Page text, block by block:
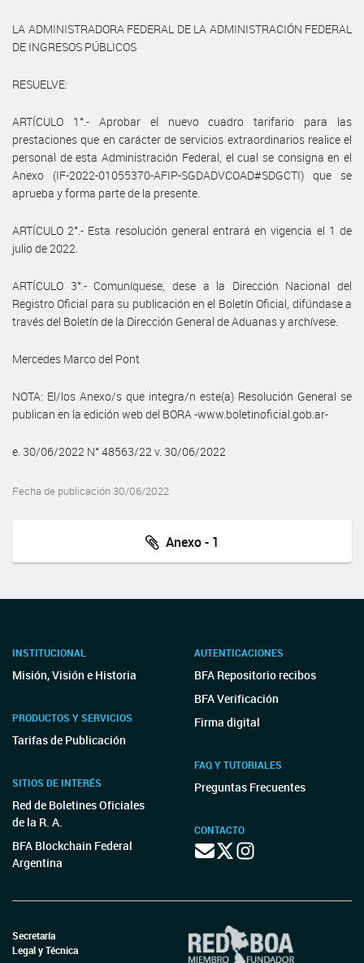
LA ADMINISTRADORA FEDERAL DE LA ADMINISTRACIÓN FEDERAL
DE INGRESOS PÚBLICOS
RESUELVE:
ARTÍCULO 1°.- Aprobar el nuevo cuadro tarifario para las
prestaciones que en carácter de servicios extraordinarios realice el
personal de esta Administración Federal, el cual se consigna en el
Anexo (IF-2022-01055370-AFIP-SGDADVCOAD#SDGCTI) que se
aprueba y forma parte de la presente.
ARTÍCULO 2°.- Esta resolución general entrará en vigencia el 1 de
julio de 2022.
ARTÍCULO 3°.- Comuníquese, dese a la Dirección Nacional del
Registro Oficial para su publicación en el Boletín Oficial, difúndase a
través del Boletín de la Dirección General de Aduanas y archívese.
Mercedes Marco del Pont
NOTA: El/los Anexo/s que integra/n este(a) Resolución General se
publican en la edición web del BORA -www.boletinoficial.gob.ar-
e. 30/06/2022 N° 48563/22 v. 30/06/2022
Fecha de publicación 30/06/2022
Anexo - 1
INSTITUCIONAL
Misión, Visión e Historia
PRODUCTOS Y SERVICIOS
Tarifas de Publicación
SITIOS DE INTERÉS
Red de Boletines Oficiales
de la R. A.
BFA Blockchain Federal
Argentina
AUTENTICACIONES
BFA Repositorio recibos
BFA Verificación
Firma digital
FAQ Y TUTORIALES
Preguntas Frecuentes
CONTACTO
Secretaría
Legal y Técnica